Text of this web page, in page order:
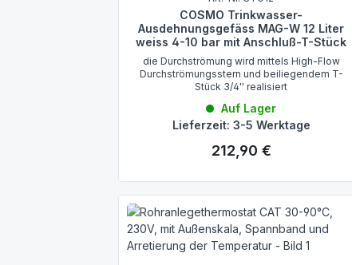
COSMO Trinkwasser-
Ausdehnungsgefäss MAG-W 12 Liter
weiss 4-10 bar mit Anschluß-T-Stück
die Durchströmung wird mittels High-Flow
Durchströmungsstern und beiliegendem T-
Stück 3/4'' realisiert
Auf Lager
Lieferzeit: 3-5 Werktage
Regulärer Preis:
212,90 €